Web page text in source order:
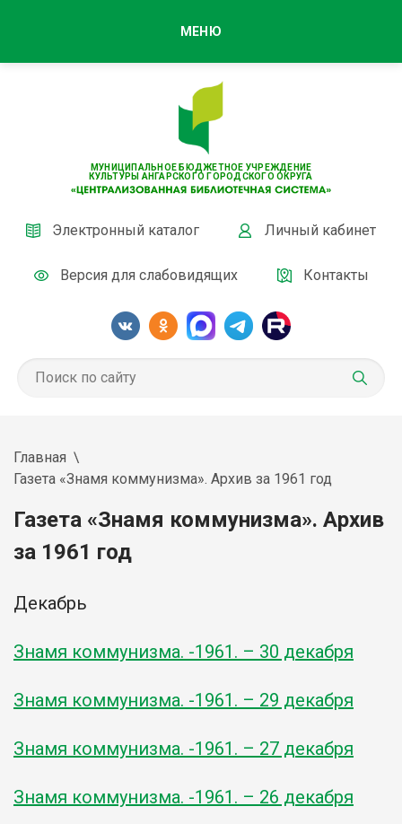
МУНИЦИПАЛЬНОЕ БЮДЖЕТНОЕ УЧРЕЖДЕНИЕ
КУЛЬТУРЫ АНГАРСКОГО ГОРОДСКОГО ОКРУГА
Электронный каталог Личный кабинет
Версия для слабовидящих Контакты
МЕНЮ
Главная
Газета «Знамя коммунизма». Архив за 1961 год
Газета «Знамя коммунизма». Архив
за 1961 год
Декабрь
Знамя коммунизма. -1961. – 30 декабря
Знамя коммунизма. -1961. – 29 декабря
Знамя коммунизма. -1961. – 27 декабря
Знамя коммунизма. -1961. – 26 декабря